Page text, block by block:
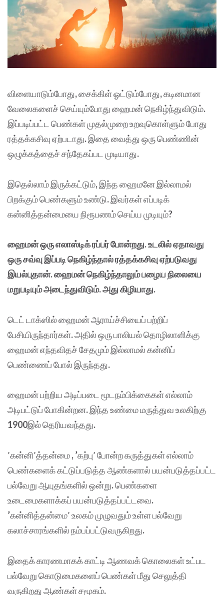
விளையாடும்போது,சைக்கிள் ஓட்டும்போது,கடினமான
வேலைகளைச் செய்யும்போது ஹைமன் நெகிழ்ந்துவிடும்.
இப்படிப்பட்ட பெண்கள் முதல்முறை உறவுகொள்ளும் போது
ரத்தக்கசிவு ஏற்படாது.இதை வைத்து ஒரு பெண்ணின்
ஒழுக்கத்தைச் சந்தேகப்பட முடியாது.
இதெல்லாம் இருக்கட்டும்,இந்த ஹைமனே இல்லாமல்
பிறக்கும் பெண்களும் உண்டு.இவர்கள் எப்படிக்
கன்னித்தன்மையை நிரூபணம் செய்ய முடியும்?
ஹைமன் ஒரு எலாஸ்டிக் ரப்பர் போன்றது. உடலில் ஏதாவது
ஒரு சவ்வு இப்படி நெகிழ்ந்தால் ரத்தக்கசிவு ஏற்படுவது
இயல்புதான். ஹைமன் நெகிழ்ந்தாலும் பழைய நிலையை
மறுபடியும் அடைந்துவிடும். அது கிழியாது.
டெட் டாக்ஸில் ஹைமன் ஆராய்ச்சியைப் பற்றிப்
பேசியிருந்தார்கள்.அதில் ஒரு பாலியல் தொழிலாளிக்கு
ஹைமன் எந்தவிதச் சேதமும் இல்லாமல் கன்னிப்
பெண்ணைப் போல் இருந்தது.
ஹைமன் பற்றிய அடிப்படை மூடநம்பிக்கைகள் எல்லாம்
அடிபட்டுப் போகின்றன.இந்த உண்மை மருத்துவ உலகிற்கு
1900இல் தெரியவந்தது.
’கன்னி’த்தன்மை,’கற்பு’ போன்ற கருத்துகள் எல்லாம்
பெண்களைக் கட்டுப்படுத்த ஆண்களால் பயன்படுத்தப்பட்ட
பல்வேறு ஆயுதங்களில் ஒன்று.பெண்களை
உடைமைகளாக்கப் பயன்படுத்தப்பட்டவை.
’கன்னித்தன்மை’ உலகம் முழுவதும் உள்ள பல்வேறு
கலாச்சாரங்களில் நம்பப்பட்டுவருகிறது.
இதைக் காரணமாகக் காட்டி ஆணவக் கொலைகள் உட்பட
பல்வேறு கொடுமைகளைப் பெண்கள் மீது செலுத்தி
வருகிறது ஆண்கள் சமூகம்.